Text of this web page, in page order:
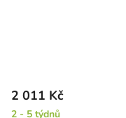
2 011 Kč
2 - 5 týdnů